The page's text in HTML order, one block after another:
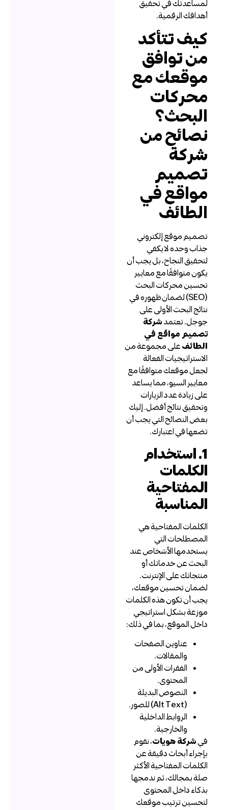
لمساعدتك في تحقيق
أهدافك الرقمية.
كيف تتأكد
من توافق
موقعك مع
محركات
البحث؟
نصائح من
شركة
تصميم
مواقع في
الطائف
تصميم موقع إلكتروني
جذاب وحده لا يكفي
لتحقيق النجاح، بل يجب أن
يكون متوافقًا مع معايير
تحسين محركات البحث
(SEO) لضمان ظهوره في
نتائج البحث الأولى على
جوجل. تعتمد شركة
تصميم مواقع في
الطائفعلى مجموعة من
الاستراتيجيات الفعالة
لجعل موقعك متوافقًا مع
معايير السيو، مما يساعد
على زيادة عدد الزيارات
وتحقيق نتائج أفضل. إليك
بعض النصائح التي يجب أن
تضعها في اعتبارك.
1. استخدام
الكلمات
المفتاحية
المناسبة
الكلمات المفتاحية هي
المصطلحات التي
يستخدمها الأشخاص عند
البحث عن خدماتك أو
منتجاتك على الإنترنت.
لضمان تحسين موقعك،
يجب أن تكون هذه الكلمات
موزعة بشكل استراتيجي
داخل الموقع، بما في ذلك:
عناوين الصفحات
والمقالات.
الفقرات الأولى من
المحتوى.
النصوص البديلة
الروابط الداخلية
والخارجية.
شركة هويات، نقوم
بإجراء أبحاث دقيقة عن
الكلمات المفتاحية الأكثر
صلة بمجالك، ثم ندمجها
بذكاء داخل المحتوى
لتحسين ترتيب موقعك